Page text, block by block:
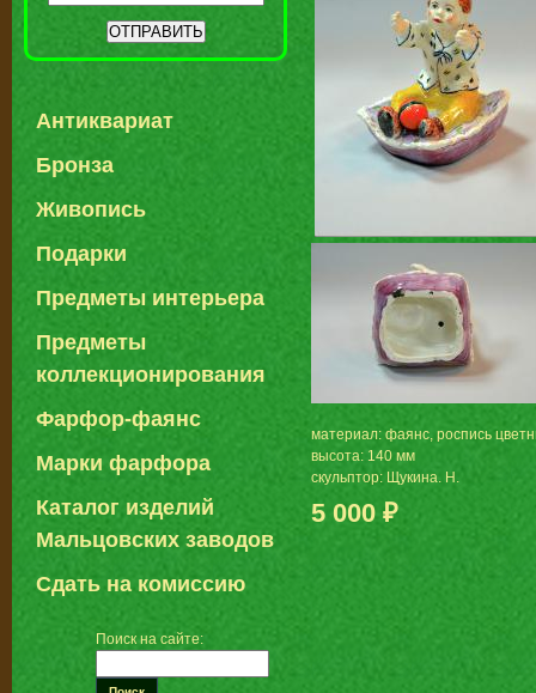
Антиквариат
Бронза
Живопись
Подарки
Предметы интерьера
Предметы
коллекционирования
Фарфор-фаянс
Марки фарфора
Каталог изделий
Мальцовских заводов
Сдать на комиссию
Поиск на сайте:
материал: фаянс, роспись
высота: 140 мм
скульптор: Щукина. Н.
5 000 ₽